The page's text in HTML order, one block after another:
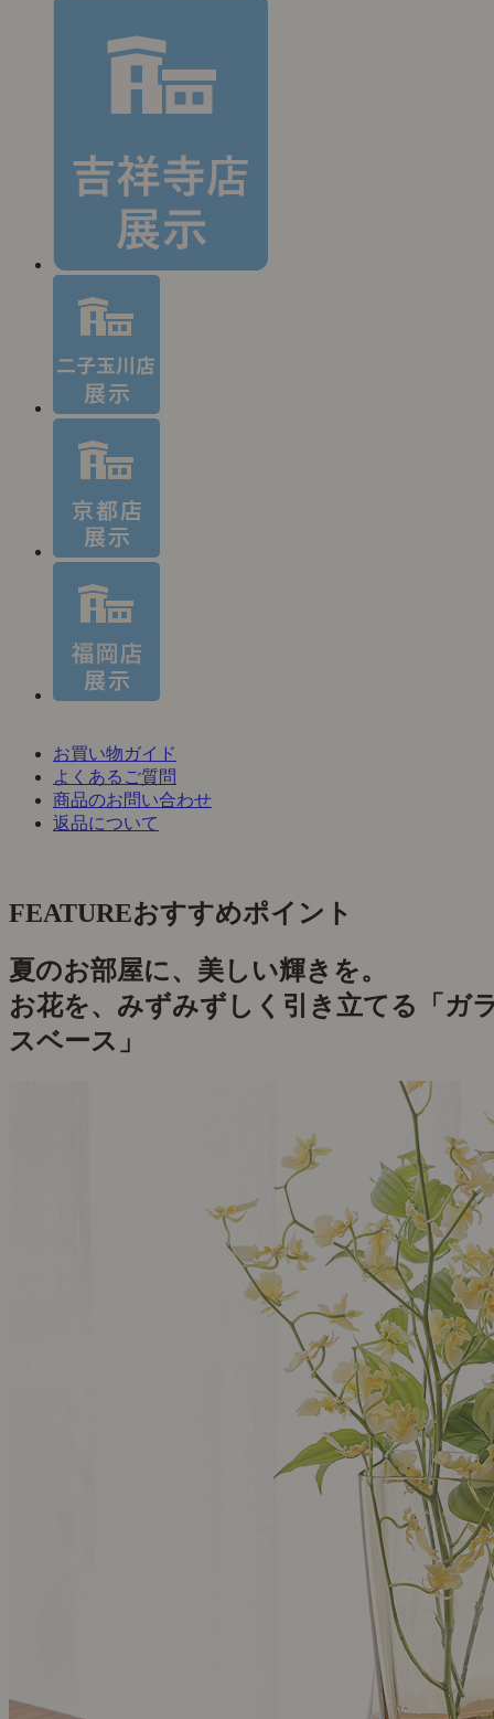
お買い物ガイド
よくあるご質問
商品のお問い合わせ
返品について
FEATUREおすすめポイント
夏のお部屋に、美しい輝きを。
お花を、みずみずしく引き立てる「ガ
スベース」